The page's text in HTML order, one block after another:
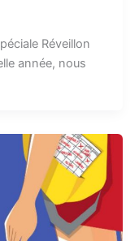
Réveillon
année, nous